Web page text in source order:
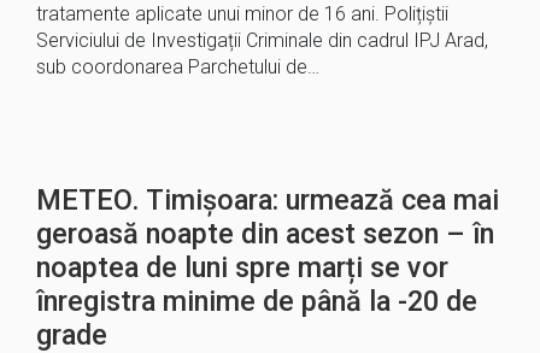
tratamente aplicate unui minor de 16 ani. Polițiștii
Serviciului de Investigații Criminale din cadrul IPJ Arad,
sub coordonarea Parchetului de…
METEO. Timișoara: urmează cea mai
geroasă noapte din acest sezon – în
noaptea de luni spre marți se vor
înregistra minime de până la -20 de
grade